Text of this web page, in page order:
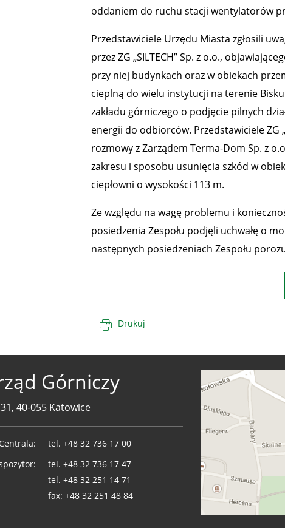
oddaniem do ruchu stacji wentylatorów
Przedstawiciele Urzędu Miasta zgłosili
przez ZG „SILTECH” Sp. z o.o.,
przy niej budynkach oraz w obiekach
cieplną do wielu instytucji na terenie
zakładu górniczego o podjęcie pilnych
energii do odbiorców. Przedstawiciele ZG
rozmowy z Zarządem Terma-Dom Sp. z
zakresu i sposobu usunięcia szkód w
ciepłowni o wysokości 113 m.
Ze względu na wagę problemu i
posiedzenia Zespołu podjęli uchwałę o
następnych posiedzeniach Zespołu
Drukuj
Górniczy
40-055 Katowice
Centrala: tel. +48 32 736 17 00
tel. +48 32 736 17 47
tel. +48 32 251 14 71
fax: +48 32 251 48 84